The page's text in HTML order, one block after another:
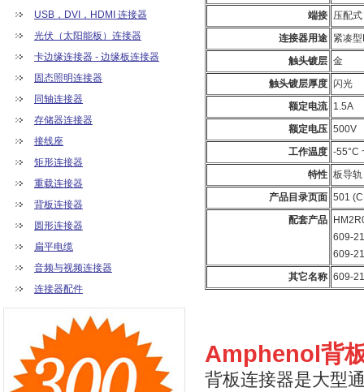
USB，DVI，HDMI 连接器
光伏（太阳能板）连接器
卡边缘连接器 - 边缘板连接器
固态照明连接器
同轴连接器
存储器连接器
接线座
矩形连接器
重载连接器
背板连接器
圆形连接器
扁平电缆
音频与视频连接器
连接器配件
端接 压配式
连接器用途 紧凑
触头镀层 金
触头镀层厚度 闪光
额定电流 1.5A
额定电压 500V
工作温度 -55°C
特性 板导轨
产品目录页面 501
配套产品
609-
609-
其它名称 609-
Amphenol背
背板连接器是大型